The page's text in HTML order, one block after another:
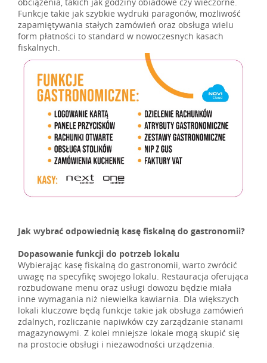
Funkcje takie jak szybkie wydruki paragonów, możliwość
zapamiętywania stałych zamówień oraz obsługa wielu
form płatności to standard w nowoczesnych kasach
fiskalnych.
Jak wybrać odpowiednią kasę fiskalną do gastronomii?
Dopasowanie funkcji do potrzeb lokalu
Wybierając kasę fiskalną do gastronomii, warto zwrócić
uwagę na specyfikę swojego lokalu. Restauracja oferująca
rozbudowane menu oraz usługi dowozu będzie miała
inne wymagania niż niewielka kawiarnia. Dla większych
lokali kluczowe będą funkcje takie jak obsługa zamówień
zdalnych, rozliczanie napiwków czy zarządzanie stanami
magazynowymi. Z kolei mniejsze lokale mogą skupić się
na prostocie obsługi i niezawodności urządzenia.